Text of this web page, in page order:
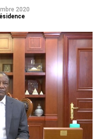
2020